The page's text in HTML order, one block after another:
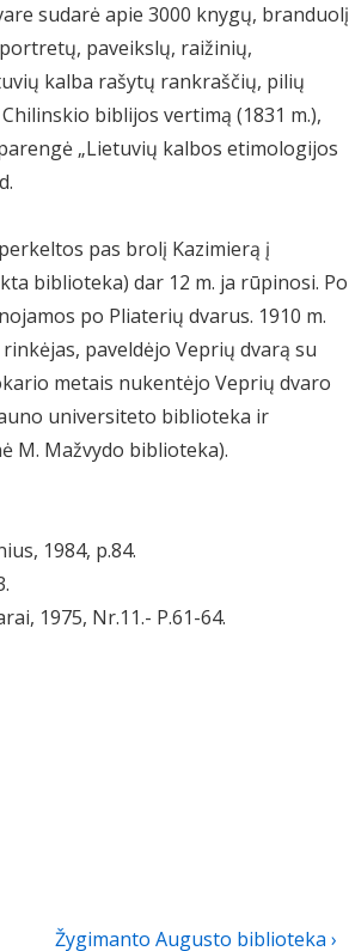
sudarė apie 3000 knygų, branduolį
paveikslų, raižinių,
kalba rašytų rankraščių, pilių
biblijos vertimą (1831 m.),
„Lietuvių kalbos etimologijos
pas brolį Kazimierą į
biblioteka) dar 12 m. ja rūpinosi. Po
po Pliaterių dvarus. 1910 m.
paveldėjo Veprių dvarą su
metais nukentėjo Veprių dvaro
universiteto biblioteka ir
M. Mažvydo biblioteka).
1984, p.84.
1975, Nr.11.- P.61-64.
Next
Žygimanto Augusto biblioteka ›